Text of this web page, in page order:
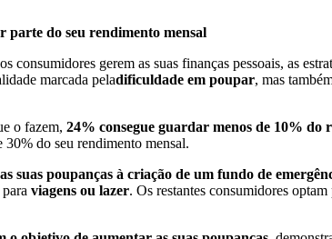
parte do seu rendimento mensal
gerem as suas finanças pessoais, as
marcada peladificuldade em poupar, mas
o fazem, 24% consegue guardar menos de 10% do
30% do seu rendimento mensal.
suas poupanças à criação de um fundo de
viagens ou lazer. Os restantes consumidores